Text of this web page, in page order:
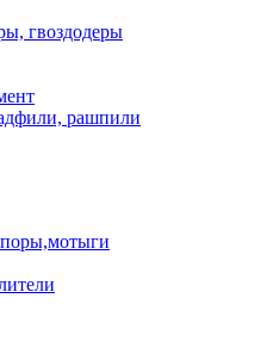
гвоздодеры
рашпили